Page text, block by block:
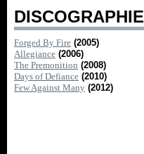
DISCOGRAPHIE
Forged By Fire (2005)
Allegiance (2006)
The Premonition (2008)
Days of Defiance (2010)
Few Against Many (2012)